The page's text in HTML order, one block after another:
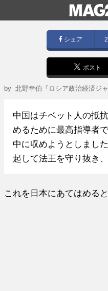
シェア
ポスト
by北野幸伯『ロシア政治経済ジャ
中国はチベット人の抵
めるために最高指導者
中に収めようとしまし
起して法王を守り抜き
これを日本にあてはめると